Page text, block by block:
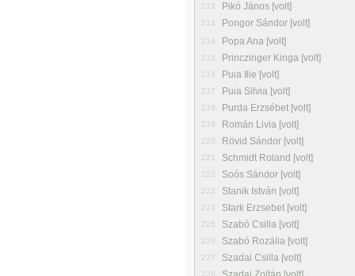
212 Pikó János [volt]
213 Pongor Sándor [volt]
214 Popa Ana [volt]
215 Princzinger Kinga [volt]
216 Puia Ilie [volt]
217 Puia Silvia [volt]
218 Purda Erzsébet [volt]
219 Román Livia [volt]
220 Rövid Sándor [volt]
221 Schmidt Roland [volt]
222 Soós Sándor [volt]
223 Stanik István [volt]
224 Stark Erzsebet [volt]
225 Szabó Csilla [volt]
226 Szabó Rozália [volt]
227 Szadai Csilla [volt]
228